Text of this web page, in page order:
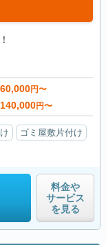
60,000円〜
140,000円〜
ゴミ屋敷片付け
料金や
サービス
を見る